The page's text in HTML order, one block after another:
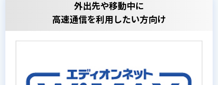
外出先や移動中に
高速通信を利用したい方向け